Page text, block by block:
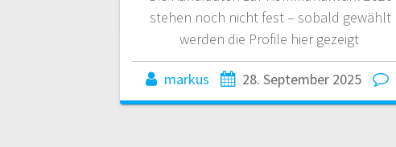
stehen noch nicht fest – sobald gewählt
werden die Profile hier gezeigt
markus 28. September 2025